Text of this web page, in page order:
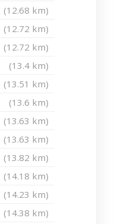
(12.68 km)
(12.72 km)
(12.72 km)
(13.4 km)
(13.51 km)
(13.6 km)
(13.63 km)
(13.63 km)
(13.82 km)
(14.18 km)
(14.23 km)
(14.38 km)